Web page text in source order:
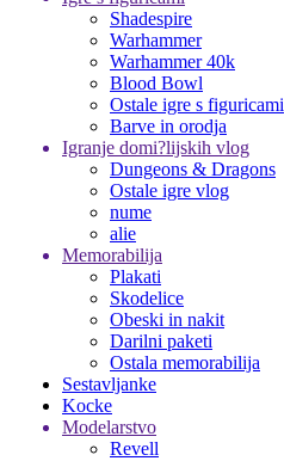
Shadespire
Warhammer
Warhammer 40k
Blood Bowl
Ostale igre s figuricami
Barve in orodja
Igranje domi?lijskih vlog
Dungeons & Dragons
Ostale igre vlog
nume
alie
Memorabilija
Plakati
Skodelice
Obeski in nakit
Darilni paketi
Ostala memorabilija
Sestavljanke
Kocke
Modelarstvo
Revell